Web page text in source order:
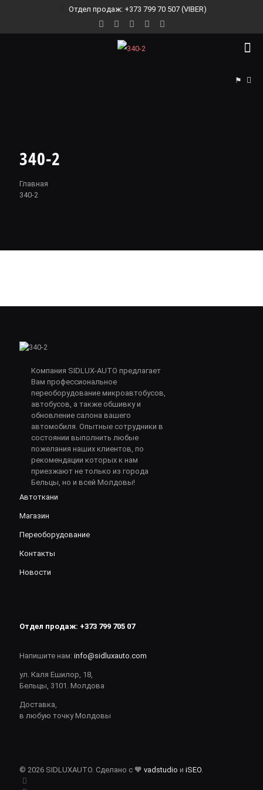
Отдел продаж: +373 799 70 507 (VIBER)
⚑
340-2
Главная
340-2
Компания SIDLUX-AUTO предлагает
Вам профессиональное
переоборудование микроавтобусов,
автобусов, а также обшивку и
обновление салона вашего
автомобиля. Опытные сотрудники в
состоянии выполнить любые
пожелания наших клиентов, по
рекомендации которых к нам
приезжают не только из города
Бельцы, но и всей Молдовы!
Автоткани
Магазин
Переоборудование
Контакты
Новости
Отдел продаж: +373 799 705 07
Напишите нам: info@sidluxauto.com
ул. Каля Ешилор, 18,
Бельцы, 3101. Молдова
Доставка,
в любую точку Молдовы
© 2026 SIDLUXAUTO. Сделано с 🧡 vadstudio и iSEO